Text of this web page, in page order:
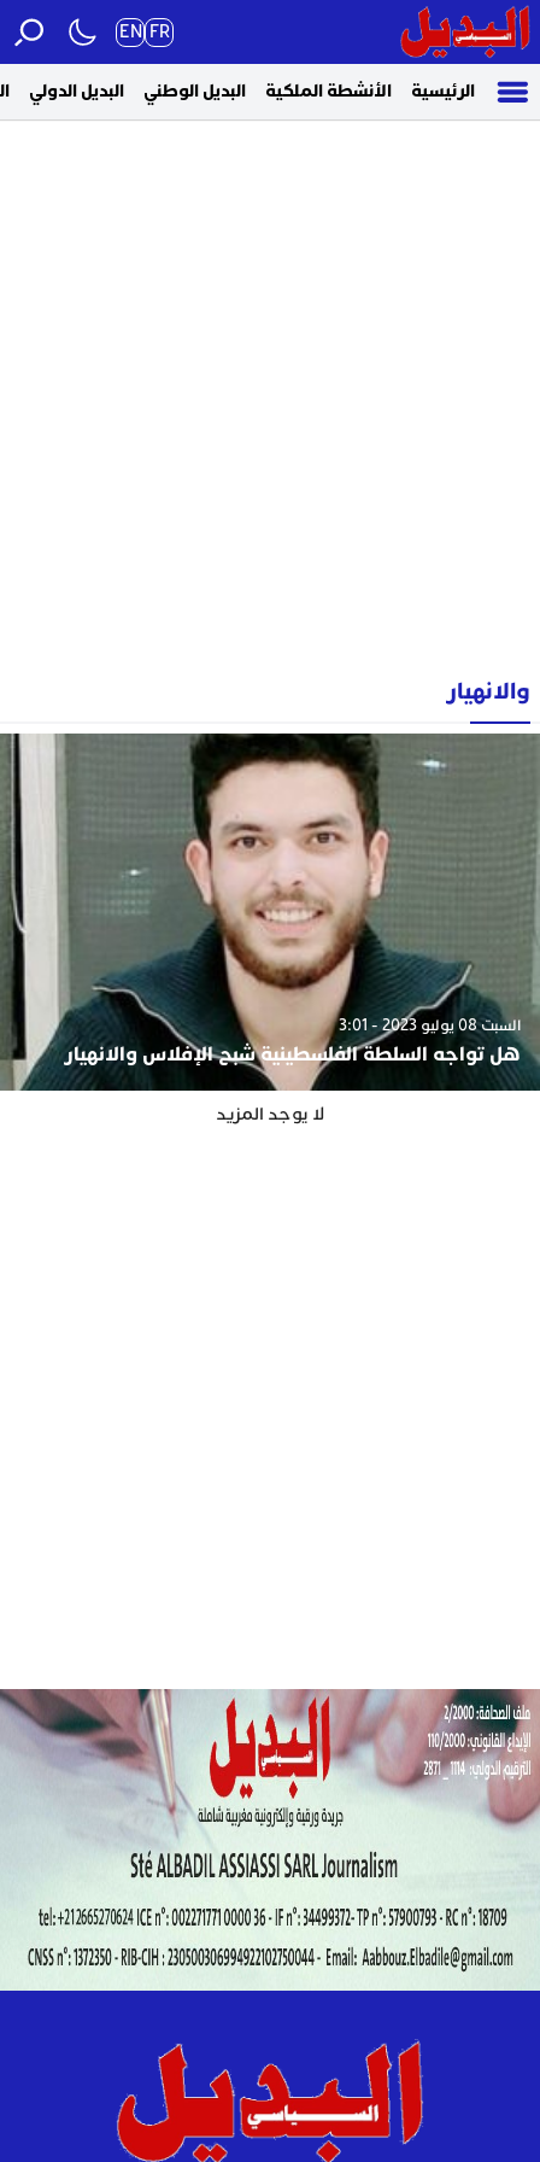
FR
EN
الرئيسية الأنشطة الملكية البديل الوطني البديل الدولي
والانهيار
السبت 08 يوليو 2023 - 3:01
هل تواجه السلطة الفلسطينية شبح الإفلاس والانهيار
لا يوجد المزيد